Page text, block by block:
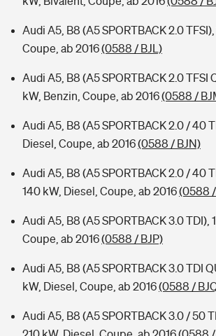
Audi A5, B8 (A5 SPORTBACK 2.0
Coupe, ab 2016(0588 / BJL)
Audi A5, B8 (A5 SPORTBACK 2.0 TFSI
kW, Benzin, Coupe, ab 2016(0588 /
Audi A5, B8 (A5 SPORTBACK 2.0 / 40
Diesel, Coupe, ab 2016(0588 / BJN)
Audi A5, B8 (A5 SPORTBACK 2.0 / 40
140 kW, Diesel, Coupe, ab 2016(0588
Audi A5, B8 (A5 SPORTBACK 3.0 TDI),
Coupe, ab 2016(0588 / BJP)
Audi A5, B8 (A5 SPORTBACK 3.0 TDI
kW, Diesel, Coupe, ab 2016(0588 /
Audi A5, B8 (A5 SPORTBACK 3.0 / 50